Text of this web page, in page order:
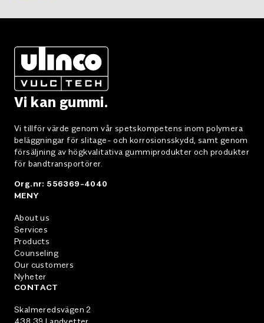
Vi kan gummi.
Vi tillför värde genom vår spetskompetens inom polymera
beläggningar för slitage- och korrosionsskydd, samt genom
försäljning av högkvalitativa gummiprodukter och produkter
för bandtransportörer.
Org.nr: 556369-4040
MENY
About us
Services
Products
Counseling
Our customers
Nyheter
CONTACT
Skalmeredsvägen 2